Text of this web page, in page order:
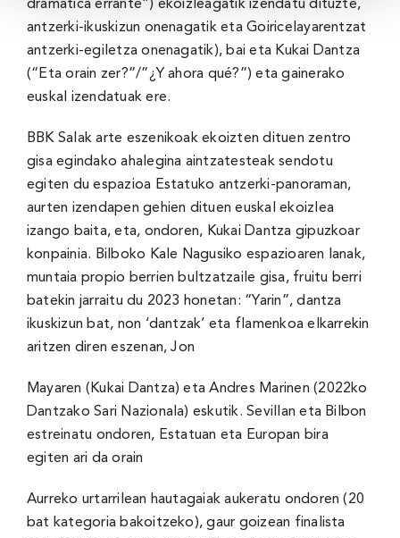
dramática errante”) ekoizleagatik izendatu dituzte,
antzerki-ikuskizun onenagatik eta Goiricelayarentzat
antzerki-egiletza onenagatik), bai eta Kukai Dantza
(“Eta orain zer?”/”¿Y ahora qué?”) eta gainerako
euskal izendatuak ere.
BBK Salak arte eszenikoak ekoizten dituen zentro
gisa egindako ahalegina aintzatesteak sendotu
egiten du espazioa Estatuko antzerki-panoraman,
aurten izendapen gehien dituen euskal ekoizlea
izango baita, eta, ondoren, Kukai Dantza gipuzkoar
konpainia. Bilboko Kale Nagusiko espazioaren lanak,
muntaia propio berrien bultzatzaile gisa, fruitu berri
batekin jarraitu du 2023 honetan: “Yarin”, dantza
ikuskizun bat, non ‘dantzak’ eta flamenkoa elkarrekin
aritzen diren eszenan, Jon
Mayaren (Kukai Dantza) eta Andres Marinen (2022ko
Dantzako Sari Nazionala) eskutik. Sevillan eta Bilbon
estreinatu ondoren, Estatuan eta Europan bira
egiten ari da orain
Aurreko urtarrilean hautagaiak aukeratu ondoren (20
bat kategoria bakoitzeko), gaur goizean finalista